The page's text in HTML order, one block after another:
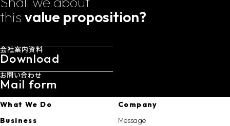
this value proposition?
会社案内資料
Download
お問い合わせ
Mail form
What We Do
Business
Company
Message